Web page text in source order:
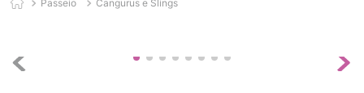
Passeio Cangurus e Slings
1 º
carro